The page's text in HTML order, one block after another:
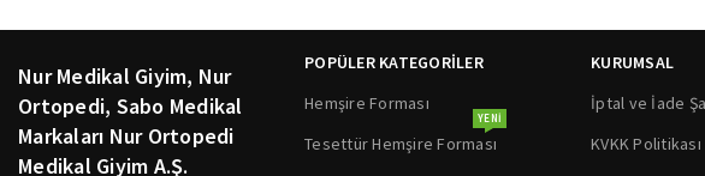
Nur Medikal Giyim, Nur
Ortopedi, Sabo Medikal
Markaları Nur Ortopedi
Medikal Giyim A.Ş.
POPÜLER KATEGORİLER
Hemşire Forması
Tesettür Hemşire Forması
YENI
KURUMSAL
İptal ve İade
KVKK Politikası